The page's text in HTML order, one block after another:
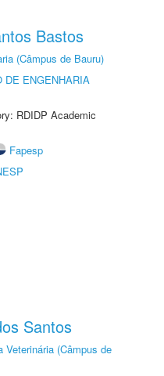
Bastos
(Câmpus de Bauru)
DE ENGENHARIA
RDIDP Academic
Fapesp
Santos
Veterinária (Câmpus de